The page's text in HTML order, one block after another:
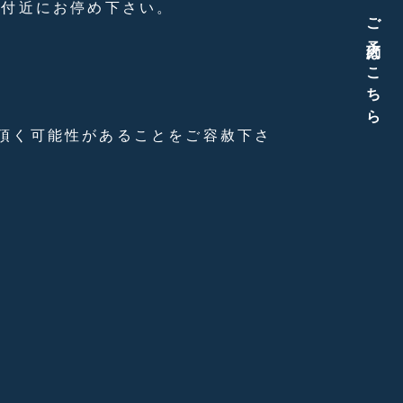
ご予約はこちら
近にお停め下さい。
可能性があることをご容赦下さ